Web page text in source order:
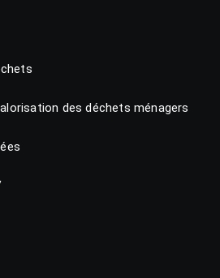
des déchets ménagers